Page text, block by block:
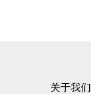
关于我们